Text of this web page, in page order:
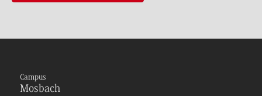
Campus
Mosbach